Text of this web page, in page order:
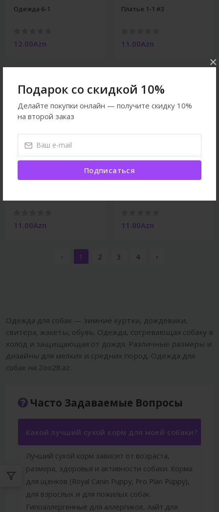
Подарок со скидкой 10%
Делайте покупки онлайн — получите скидку 10%
на второй заказ
Подписаться
×
Одежда 6-1
12.00Azn
Платье 1-1 #3
11.00Azn
Собаки
11.00Azn
Собаки
11.00Azn
‹ 1 2 3 4 ›
Одежда для собак — зимние куртки, дождевики,
свитера, жакеты, обувь. Одежда, согревающая собаку в
холод и защищающая от дождя. Различные размеры и
дизайны для мелких и средних пород. Одежда для
собак на Zoo28.az.
Часто Задаваемые Вопросы
Какой лучший сухой корм для моей собаки?
Лучший сухой корм зависит от возраста,
размера, здоровья и активности собаки. Корма
для щенков (Royal Canin Puppy, Pro Plan Puppy),
для взрослых и для пожилых собак.
Гипоаллергенные для аллергиков, лайт для